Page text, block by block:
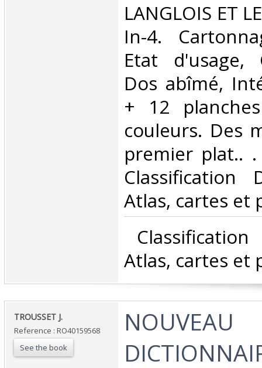
‎LANGLOIS ET
In-4.
Etat d'usage,
Dos abîmé,
+ 12
couleurs. Des
premier plat..
Classification
Atlas, cartes et
Atlas, cartes et
‎TROUSSET J.‎
Reference : RO40159568
See the book
‎NOUVEAU